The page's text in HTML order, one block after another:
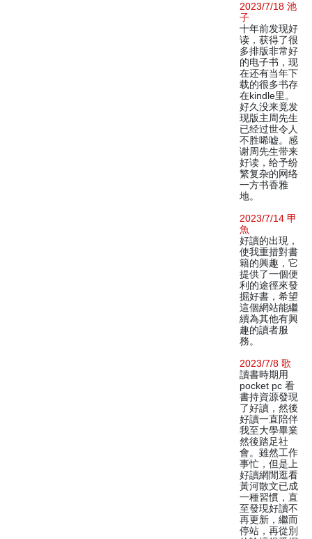
2023/7/18 池
子
十年前发现好
读，获得了很
多排版非常好
的电子书，现
在还有当年下
载的很多书存
在kindle里。
好久没来竟发
现版主周先生
已经过世令人
不胜唏嘘。感
谢周先生带来
好读，给予纷
繁复杂的网络
一方书香雅
地。
2023/7/14 甲
魚
好讀的出現，
使我重措對書
籍的興趣，它
提供了一個便
利的途徑來發
掘好書，希望
這個網站能繼
續為其他有興
趣的讀者服
務。
2023/7/8 歌
讀書時期用
pocket pc 看
書持資源發現
了好讀，然後
好讀一直陪伴
我至大學畢業
然後踏足社
會。雖然工作
事忙，但是上
好讀網閒逛看
黃河散文已成
一種習慣，直
至發現好讀不
再更新，繼而
停站，再從別